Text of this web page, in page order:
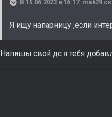
В 19.06.2023 в 16:17, mak29
Я ищу напарницу ,если
Напишы свой дс я тебя